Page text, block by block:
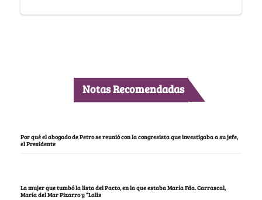
Notas Recomendadas
Por qué el abogado de Petro se reunió con la congresista que investigaba a su jefe,
el Presidente
La mujer que tumbó la lista del Pacto, en la que estaba María Fda. Carrascal,
María del Mar Pizarro y “Lalis